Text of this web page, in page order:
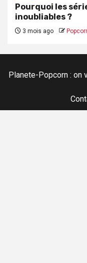
Pourquoi les
inoubliables ?
3 mois ago
Planete-Popcorn : on